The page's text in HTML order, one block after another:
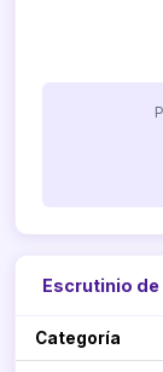
Escrutinio
Categoría